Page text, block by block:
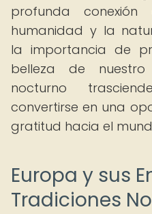
profunda
humanidad y la
la importancia de
belleza de
nocturno
convertirse en una
gratitud hacia el
Europa y sus
Tradiciones